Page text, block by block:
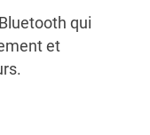
qui
et